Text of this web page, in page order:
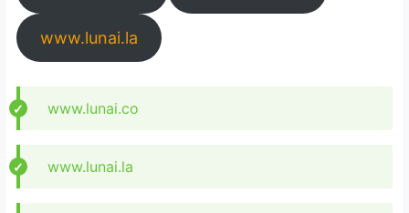
www.lunai.la
www.lunai.co
www.lunai.la